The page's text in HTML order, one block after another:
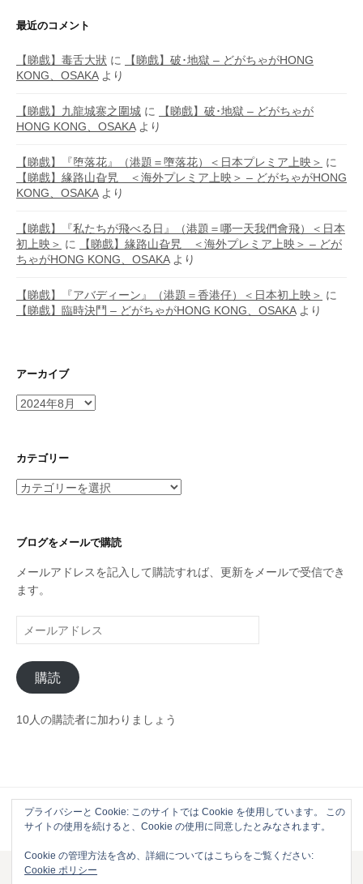
最近のコメント
【睇戲】毒舌大狀 に
【睇戲】破･地獄 – どがちゃがHONG
KONG、OSAKAより
【睇戲】九龍城寨之圍城 に
【睇戲】破･地獄 – どがちゃが
HONG KONG、OSAKAより
【睇戲】『堕落花』（港題＝墮落花）＜日本プレミア上映＞ に
【睇戲】緣路山旮旯 ＜海外プレミア上映＞ – どがちゃがHONG
KONG、OSAKAより
【睇戲】『私たちが飛べる日』（港題＝哪一天我們會飛）＜日本
初上映＞ に
【睇戲】緣路山旮旯 ＜海外プレミア上映＞ – どが
ちゃがHONG KONG、OSAKAより
【睇戲】『アバディーン』（港題＝香港仔）＜日本初上映＞ に
【睇戲】臨時決鬥 – どがちゃがHONG KONG、OSAKAより
アーカイブ
ア
イ
カテゴリー
カ
リ
ブログをメールで購読
メールアドレスを記入して購読すれば、更新をメールで受信でき
ます。
ー
ル
ア
ド
レ
購読
10人の購読者に加わりましょう
Powered byWordPress | Theme byThemehaus
プライバシーと Cookie: このサイトでは Cookie を使用しています。 この
サイトの使用を続けると、Cookie の使用に同意したとみなされます。
Cookie の管理方法を含め、詳細についてはこちらをご覧ください:
Cookie ポリシー